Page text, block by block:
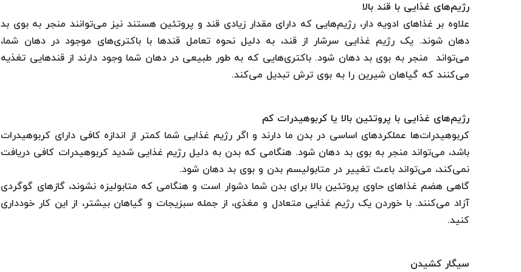
رژیم‌های غذایی با قند بالا
علاوه بر غذا‌های ادویه دار، رژیم‌هایی که دارای مقدار زیادی قند و پروتئین هستند نیز می‌توانند منجر به بوی بد
دهان شوند. یک رژیم غذایی سرشار از قند، به دلیل نحوه تعامل قند‌ها با باکتری‌های موجود در دهان شما،
می‌تواند منجر به بوی بد دهان شود. باکتری‌هایی که به طور طبیعی در دهان شما وجود دارند از قند‌هایی تغذیه
می‌کنند که گیاهان شیرین را به بوی ترش تبدیل می‌کند.
رژیم‌های غذایی با پروتئین بالا یا کربوهیدرات کم
کربوهیدرات‌ها عملکرد‌های اساسی در بدن ما دارند و اگر رژیم غذایی شما کمتر از اندازه کافی دارای کربوهیدرات
باشد، می‌تواند منجر به بوی بد دهان شود. هنگامی که بدن به دلیل رژیم غذایی شدید کربوهیدرات کافی دریافت
نمی‌کند، می‌تواند باعث تغییر در متابولیسم بدن و بوی بد دهان ‌شود.
گاهی هضم غذا‌های حاوی پروتئین بالا برای بدن شما دشوار است و هنگامی که متابولیزه نشوند، گاز‌های گوگردی
آزاد می‌کنند. با خوردن یک رژیم غذایی متعادل و مغذی، از جمله سبزیجات و گیاهان بیشتر، از این کار خودداری
کنید.
سیگار کشیدن